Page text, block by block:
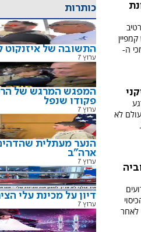
ה-
לא
לאחר
כותרות
התשובה של איזנקוט
ערוץ 7
המפגש המרגש של
פקודו שנפל
ערוץ 7
הנער מעתלית
ארה"ב
ערוץ 7
דיון על מכינת עלי
ערוץ 7